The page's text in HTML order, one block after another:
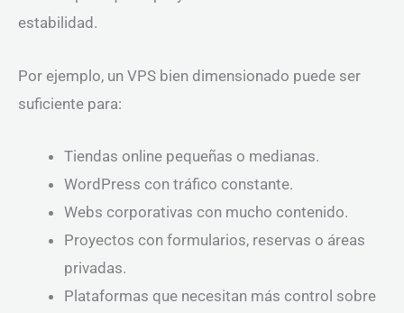
estabilidad.
Por ejemplo, un VPS bien dimensionado puede ser
suficiente para:
Tiendas online pequeñas o medianas.
WordPress con tráfico constante.
Webs corporativas con mucho contenido.
Proyectos con formularios, reservas o áreas
privadas.
Plataformas que necesitan más control sobre